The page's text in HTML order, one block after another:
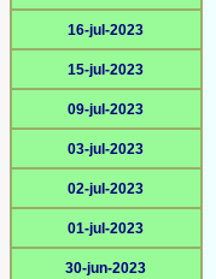
16-jul-2023
15-jul-2023
09-jul-2023
03-jul-2023
02-jul-2023
01-jul-2023
30-jun-2023